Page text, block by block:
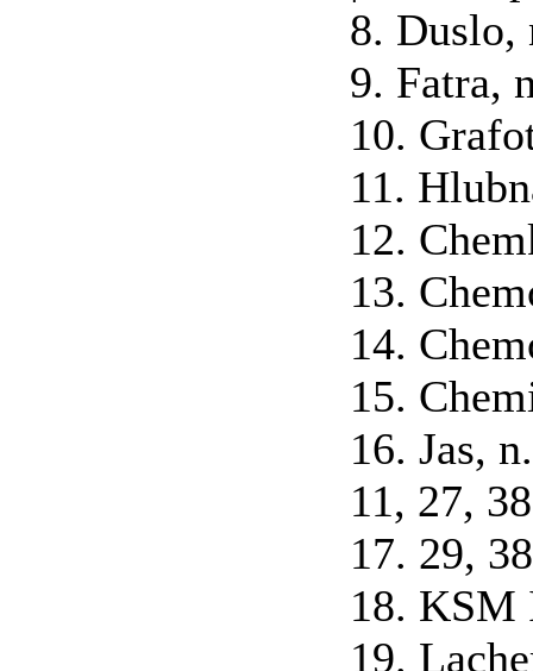
8. Duslo,
9. Fatra,
10.
11.
12.
13.
14.
15.
16. Jas,
11, 27, 38
17. 29, 38
18. KSM
19.